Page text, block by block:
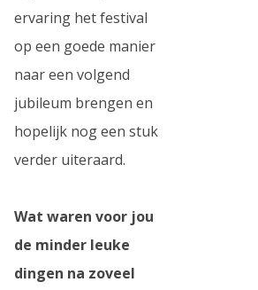
ervaring het festival
op een goede manier
naar een volgend
jubileum brengen en
hopelijk nog een stuk
verder uiteraard.
Wat waren voor jou
de minder leuke
dingen na zoveel